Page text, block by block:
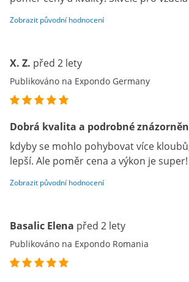
Zobrazit původní hodnocení
X. Z. před 2 lety
Publikováno na Expondo Germany
Dobrá kvalita a podrobné
kdyby se mohlo pohybovat více
lepší. Ale poměr cena a výkon je super!
Zobrazit původní hodnocení
Basalic Elena před 2 lety
Publikováno na Expondo Romania